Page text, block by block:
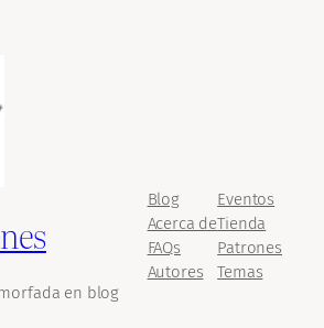
en blog
Blog
Acerca de
FAQs
Autores
Eventos
Tienda
Patrones
Temas